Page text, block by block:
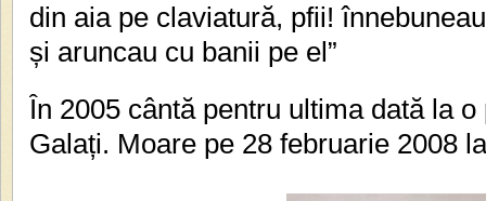
din aia pe claviatură, pfii!
și aruncau cu banii pe el”
În 2005 cântă pentru ultima dată la
Galați. Moare pe 28 februarie 2008